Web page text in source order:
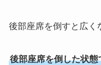
後部座席を倒すと広く
後部座席を倒した状